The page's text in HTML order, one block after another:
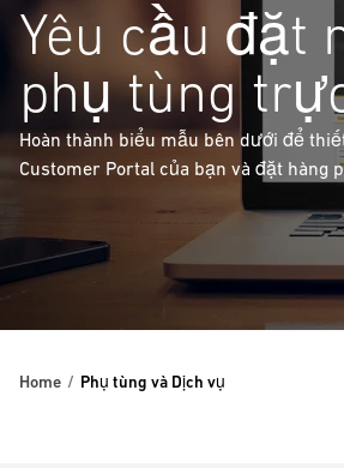
Yêu cầu đặt
phụ tùng
Hoàn thành biểu mẫu bên dưới để
Customer Portal của bạn và đặt hàng
Home Phụ tùng và Dịch vụ